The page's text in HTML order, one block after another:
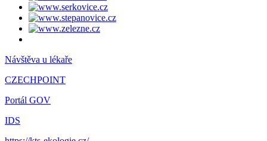
Návštěva u lékaře
CZECHPOINT
Portál GOV
IDS